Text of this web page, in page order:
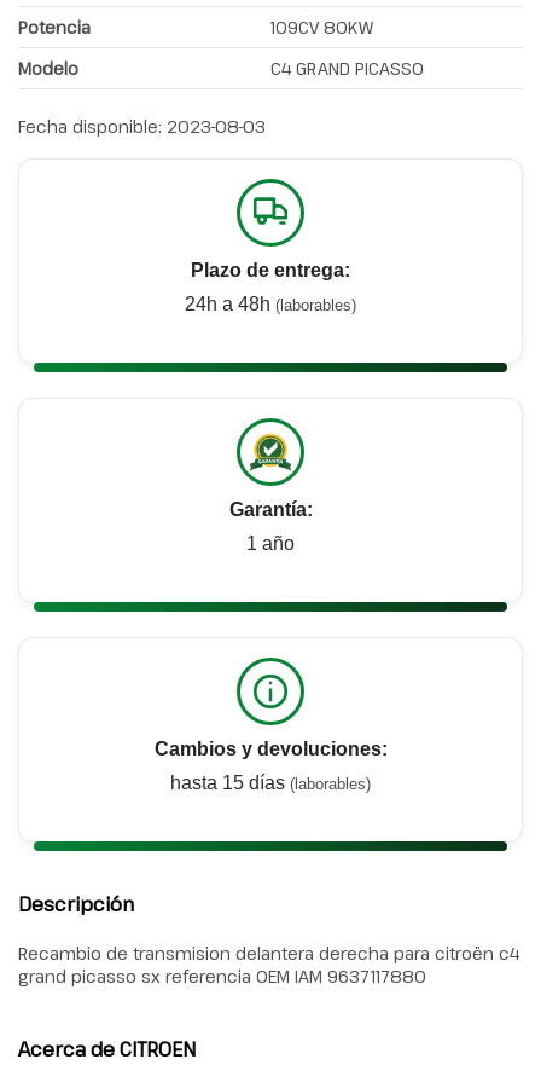
Potencia
109CV 80KW
Modelo
C4 GRAND PICASSO
Fecha disponible: 2023-08-03
Plazo de entrega:
24h a 48h (laborables)
Garantía:
1 año
Cambios y devoluciones:
hasta 15 días (laborables)
Descripción
Recambio de transmision delantera derecha para citroën c4
grand picasso sx referencia OEM IAM 9637117880
Acerca de CITROEN